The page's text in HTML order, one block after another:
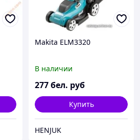
Makita ELM3320
В наличии
277бел. руб
Купить
HENJUK